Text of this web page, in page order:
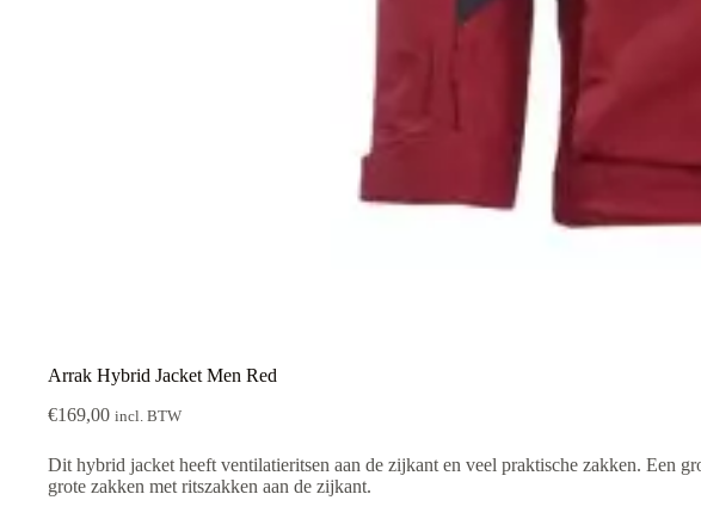
Arrak Hybrid Jacket Men Red
€169,00 incl. BTW
Dit hybrid jacket heeft ventilatieritsen aan de zijkant en veel praktische zakken. Een
grote zakken met ritszakken aan de zijkant.